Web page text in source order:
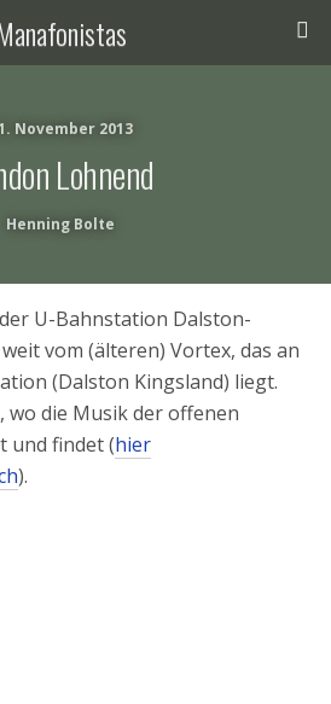
November 2013
Lohnend
Henning Bolte
U-Bahnstation Dalston-
vom (älteren) Vortex, das an
(Dalston Kingsland) liegt.
wo die Musik der offenen
und findet (hier
).